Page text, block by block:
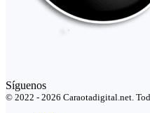
Síguenos
© 2022 - 2026 Caraotadigital.net.